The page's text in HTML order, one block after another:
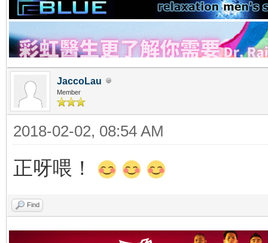
JaccoLau
Member
2018-02-02, 08:54 AM
正呀喂！
Find